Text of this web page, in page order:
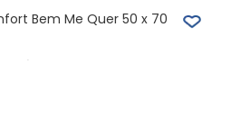
Bem Me Quer 50 x 70